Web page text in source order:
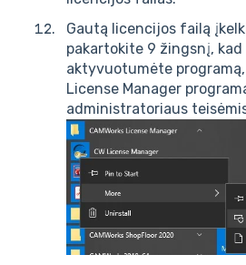
Gautą licencijos failą
pakartokite 9 žingsnį, kad
aktyvuotumėte
License Manager
administratoriaus